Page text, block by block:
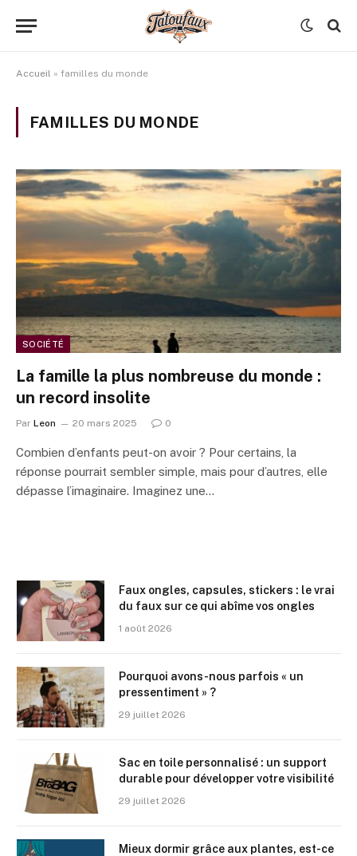
Accueil » familles du monde
FAMILLES DU MONDE
SOCIÉTÉ
La famille la plus nombreuse du monde :
un record insolite
Par Leon 20 mars 2025 0
Combien d’enfants peut-on avoir ? Pour certains, la
réponse pourrait sembler simple, mais pour d’autres, elle
dépasse l’imaginaire. Imaginez une…
Faux ongles, capsules, stickers : le vrai
du faux sur ce qui abîme vos ongles
1 août 2026
Pourquoi avons-nous parfois « un
pressentiment » ?
29 juillet 2026
Sac en toile personnalisé : un support
durable pour développer votre visibilité
29 juillet 2026
Mieux dormir grâce aux plantes, est-ce